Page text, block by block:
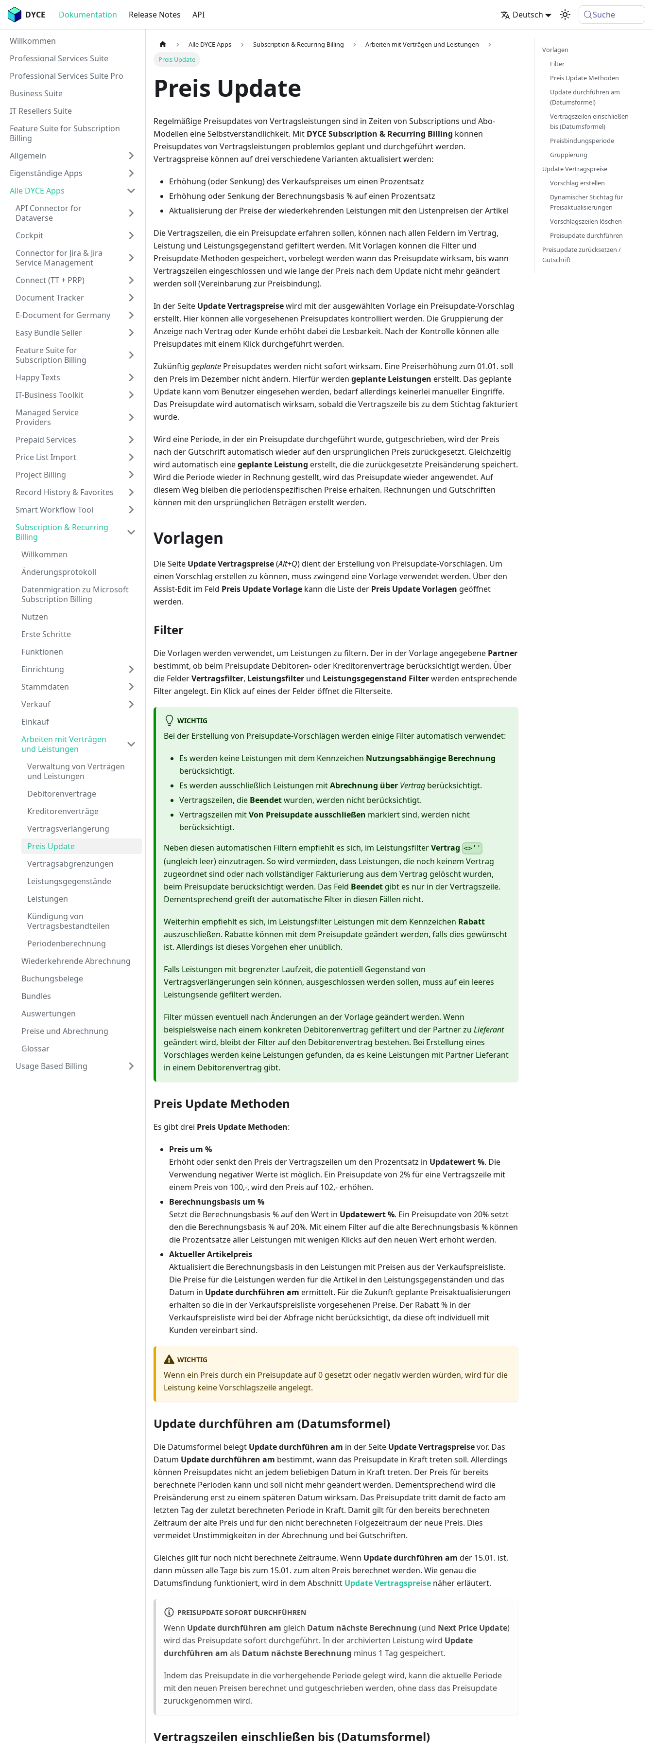
DYCE Dokumentation Release Notes API Deutsch Suche
Willkommen
Professional Services Suite
Professional Services Suite Pro
Business Suite
IT Resellers Suite
Feature Suite for Subscription
Billing
Allgemein
Eigenständige Apps
Alle DYCE Apps
API Connector for
Dataverse
Cockpit
Connector for Jira & Jira
Service Management
Connect (TT + PRP)
Document Tracker
E-Document for Germany
Easy Bundle Seller
Feature Suite for
Subscription Billing
Happy Texts
IT-Business Toolkit
Managed Service
Providers
Prepaid Services
Price List Import
Project Billing
Record History & Favorites
Smart Workflow Tool
Subscription & Recurring
Billing
Willkommen
Änderungsprotokoll
Datenmigration zu Microsoft
Subscription Billing
Nutzen
Erste Schritte
Funktionen
Einrichtung
Stammdaten
Verkauf
Einkauf
Arbeiten mit Verträgen
und Leistungen
Verwaltung von Verträgen
und Leistungen
Debitorenverträge
Kreditorenverträge
Vertragsverlängerung
Preis Update
Vertragsabgrenzungen
Leistungsgegenstände
Leistungen
Kündigung von
Vertragsbestandteilen
Periodenberechnung
Wiederkehrende Abrechnung
Buchungsbelege
Bundles
Auswertungen
Preise und Abrechnung
Glossar
Usage Based Billing
Alle DYCE Apps Subscription & Recurring Billing
Arbeiten mit Verträgen und Leistungen
Preis Update
Preis Update
Regelmäßige Preisupdates von Vertragsleistungen sind in Zeiten von Subscriptions und Abo-
Modellen eine Selbstverständlichkeit. Mit DYCE Subscription & Recurring Billing können
Preisupdates von Vertragsleistungen problemlos geplant und durchgeführt werden.
Vertragspreise können auf drei verschiedene Varianten aktualisiert werden:
Erhöhung (oder Senkung) des Verkaufspreises um einen Prozentsatz
Erhöhung oder Senkung der Berechnungsbasis % auf einen Prozentsatz
Aktualisierung der Preise der wiederkehrenden Leistungen mit den Listenpreisen der Artikel
Die Vertragszeilen, die ein Preisupdate erfahren sollen, können nach allen Feldern im Vertrag,
Leistung und Leistungsgegenstand gefiltert werden. Mit Vorlagen können die Filter und
Preisupdate-Methoden gespeichert, vorbelegt werden wann das Preisupdate wirksam, bis wann
Vertragszeilen eingeschlossen und wie lange der Preis nach dem Update nicht mehr geändert
werden soll (Vereinbarung zur Preisbindung).
In der Seite Update Vertragspreisewird mit der ausgewählten Vorlage ein Preisupdate-Vorschlag
erstellt. Hier können alle vorgesehenen Preisupdates kontrolliert werden. Die Gruppierung der
Anzeige nach Vertrag oder Kunde erhöht dabei die Lesbarkeit. Nach der Kontrolle können alle
Preisupdates mit einem Klick durchgeführt werden.
Zukünftig geplante Preisupdates werden nicht sofort wirksam. Eine Preiserhöhung zum 01.01. soll
den Preis im Dezember nicht ändern. Hierfür werden geplante Leistungen erstellt. Das geplante
Update kann vom Benutzer eingesehen werden, bedarf allerdings keinerlei manueller Eingriffe.
Das Preisupdate wird automatisch wirksam, sobald die Vertragszeile bis zu dem Stichtag fakturiert
wurde.
Wird eine Periode, in der ein Preisupdate durchgeführt wurde, gutgeschrieben, wird der Preis
nach der Gutschrift automatisch wieder auf den ursprünglichen Preis zurückgesetzt. Gleichzeitig
wird automatisch einegeplante Leistung erstellt, die die zurückgesetzte Preisänderung speichert.
Wird die Periode wieder in Rechnung gestellt, wird das Preisupdate wieder angewendet. Auf
diesem Weg bleiben die periodenspezifischen Preise erhalten. Rechnungen und Gutschriften
können mit den ursprünglichen Beträgen erstellt werden.
Vorlagen
Die Seite Update Vertragspreise(Alt+Q) dient der Erstellung von Preisupdate-Vorschlägen. Um
einen Vorschlag erstellen zu können, muss zwingend eine Vorlage verwendet werden. Über den
Assist-Edit im Feld Preis Update Vorlage kann die Liste der Preis Update Vorlagen geöffnet
werden.
Filter
Die Vorlagen werden verwendet, um Leistungen zu filtern. Der in der Vorlage angegebene Partner
bestimmt, ob beim Preisupdate Debitoren- oder Kreditorenverträge berücksichtigt werden. Über
die FelderVertragsfilter, Leistungsfilter und Leistungsgegenstand Filterwerden entsprechende
Filter angelegt. Ein Klick auf eines der Felder öffnet die Filterseite.
WICHTIG
Bei der Erstellung von Preisupdate-Vorschlägen werden einige Filter automatisch verwendet:
Es werden keine Leistungen mit dem Kennzeichen Nutzungsabhängige Berechnung
berücksichtigt.
Es werden ausschließlich Leistungen mitAbrechnung über Vertrag berücksichtigt.
Vertragszeilen, die Beendetwurden, werden nicht berücksichtigt.
Vertragszeilen mitVon Preisupdate ausschließen markiert sind, werden nicht
berücksichtigt.
Neben diesen automatischen Filtern empfiehlt es sich, im LeistungsfilterVertrag <>''
(ungleich leer) einzutragen. So wird vermieden, dass Leistungen, die noch keinem Vertrag
zugeordnet sind oder nach vollständiger Fakturierung aus dem Vertrag gelöscht wurden,
beim Preisupdate berücksichtigt werden. Das Feld Beendet gibt es nur in der Vertragszeile.
Dementsprechend greift der automatische Filter in diesen Fällen nicht.
Weiterhin empfiehlt es sich, im Leistungsfilter Leistungen mit dem Kennzeichen Rabatt
auszuschließen. Rabatte können mit dem Preisupdate geändert werden, falls dies gewünscht
ist. Allerdings ist dieses Vorgehen eher unüblich.
Falls Leistungen mit begrenzter Laufzeit, die potentiell Gegenstand von
Vertragsverlängerungen sein können, ausgeschlossen werden sollen, muss auf ein leeres
Leistungsende gefiltert werden.
Filter müssen eventuell nach Änderungen an der Vorlage geändert werden. Wenn
beispielsweise nach einem konkreten Debitorenvertrag gefiltert und der Partner zu Lieferant
geändert wird, bleibt der Filter auf den Debitorenvertrag bestehen. Bei Erstellung eines
Vorschlages werden keine Leistungen gefunden, da es keine Leistungen mit Partner Lieferant
in einem Debitorenvertrag gibt.
Preis Update Methoden
Es gibt drei Preis Update Methoden:
Preis um %
Erhöht oder senkt den Preis der Vertragszeilen um den Prozentsatz in Updatewert %. Die
Verwendung negativer Werte ist möglich. Ein Preisupdate von 2% für eine Vertragszeile mit
einem Preis von 100,-, wird den Preis auf 102,- erhöhen.
Berechnungsbasis um %
Setzt die Berechnungsbasis % auf den Wert in Updatewert %. Ein Preisupdate von 20% setzt
den die Berechnungsbasis % auf 20%. Mit einem Filter auf die alte Berechnungsbasis % können
die Prozentsätze aller Leistungen mit wenigen Klicks auf den neuen Wert erhöht werden.
Aktueller Artikelpreis
Aktualisiert die Berechnungsbasis in den Leistungen mit Preisen aus der Verkaufspreisliste.
Die Preise für die Leistungen werden für die Artikel in den Leistungsgegenständen und das
Datum in Update durchführen am ermittelt. Für die Zukunft geplante Preisaktualisierungen
erhalten so die in der Verkaufspreisliste vorgesehenen Preise. Der Rabatt % in der
Verkaufspreisliste wird bei der Abfrage nicht berücksichtigt, da diese oft individuell mit
Kunden vereinbart sind.
WICHTIG
Wenn ein Preis durch ein Preisupdate auf 0 gesetzt oder negativ werden würden, wird für die
Leistung keine Vorschlagszeile angelegt.
Update durchführen am (Datumsformel)
Die Datumsformel belegt Update durchführen am in der Seite Update Vertragspreisevor. Das
Datum Update durchführen am bestimmt, wann das Preisupdate in Kraft treten soll. Allerdings
können Preisupdates nicht an jedem beliebigen Datum in Kraft treten. Der Preis für bereits
berechnete Perioden kann und soll nicht mehr geändert werden. Dementsprechend wird die
Preisänderung erst zu einem späteren Datum wirksam. Das Preisupdate tritt damit de facto am
letzten Tag der zuletzt berechneten Periode in Kraft. Damit gilt für den bereits berechneten
Zeitraum der alte Preis und für den nicht berechneten Folgezeitraum der neue Preis. Dies
vermeidet Unstimmigkeiten in der Abrechnung und bei Gutschriften.
Gleiches gilt für noch nicht berechnete Zeiträume. Wenn Update durchführen am der 15.01. ist,
dann müssen alle Tage bis zum 15.01. zum alten Preis berechnet werden. Wie genau die
Datumsfindung funktioniert, wird in dem Abschnitt Update Vertragspreise näher erläutert.
PREISUPDATE SOFORT DURCHFÜHREN
Wenn Update durchführen am gleich Datum nächste Berechnung (und Next Price Update)
wird das Preisupdate sofort durchgeführt. In der archivierten Leistung wird Update
durchführen am als Datum nächste Berechnung minus 1 Tag gespeichert.
Indem das Preisupdate in die vorhergehende Periode gelegt wird, kann die aktuelle Periode
mit den neuen Preisen berechnet und gutgeschrieben werden, ohne dass das Preisupdate
zurückgenommen wird.
Vertragszeilen einschließen bis (Datumsformel)
Vorlagen
Filter
Preis Update Methoden
Update durchführen am
(Datumsformel)
Vertragszeilen einschließen
bis (Datumsformel)
Preisbindungsperiode
Gruppierung
Update Vertragspreise
Vorschlag erstellen
Dynamischer Stichtag für
Preisaktualisierungen
Vorschlagszeilen löschen
Preisupdate durchführen
Preisupdate zurücksetzen /
Gutschrift